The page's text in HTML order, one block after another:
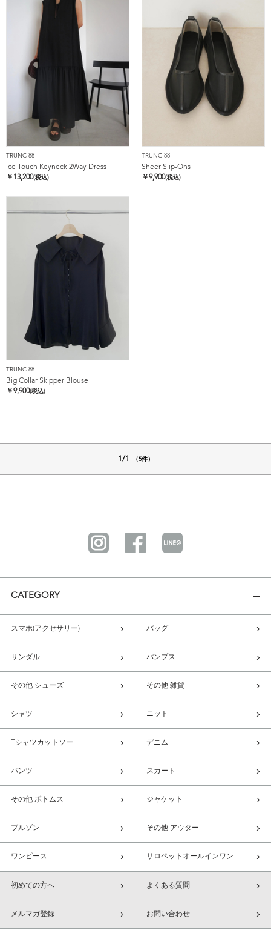
TRUNC 88
Ice Touch Keyneck 2Way Dress
￥ 13,200(税込)
TRUNC 88
Sheer Slip-Ons
￥9,900(税込)
TRUNC 88
Big Collar Skipper Blouse
￥9,900(税込)
1/1 （5件）
CATEGORY
スマホ(アクセサリー) バッグ
サンダル パンプス
その他 シューズ その他 雑貨
シャツ ニット
Tシャツカットソー デニム
パンツ スカート
その他 ボトムス ジャケット
ブルゾン その他 アウター
ワンピース サロペットオールインワン
初めての方へ よくある質問
メルマガ登録 お問い合わせ